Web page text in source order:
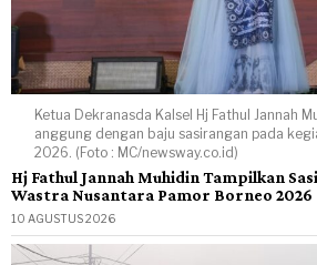
Ketua Dekranasda Kalsel Hj Fathul Jannah
anggung dengan baju sasirangan pada
2026. (Foto : MC/newsway.co.id)
Hj Fathul Jannah Muhidin Tampilkan
Wastra Nusantara Pamor Borneo 2026
10 AGUSTUS 2026